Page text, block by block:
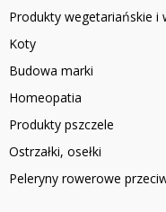
Produkty wegetariańskie i
Koty
Budowa marki
Homeopatia
Produkty pszczele
Ostrzałki, osełki
Peleryny rowerowe